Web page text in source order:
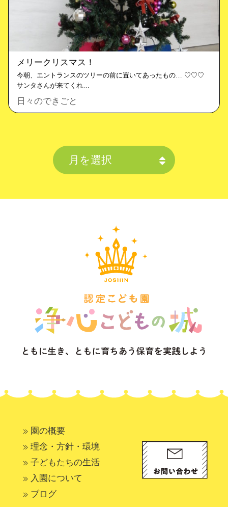
メリークリスマス！
今朝、エントランスのツリーの前に置いてあったもの… ♡♡♡
サンタさんが来てくれ…
日々のできごと
園の概要
理念・方針・環境
子どもたちの生活
入園について
ブログ